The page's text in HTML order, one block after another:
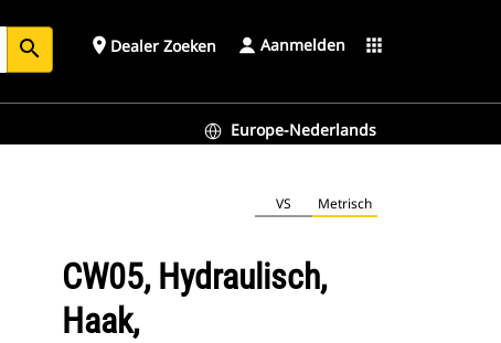
search place Dealer Zoeken Aanmelden apps
Europe-Nederlands
VS Metrisch
CW05, Hydraulisch,
Haak,